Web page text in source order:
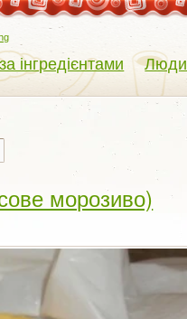
інгредієнтами Люди
морозиво)